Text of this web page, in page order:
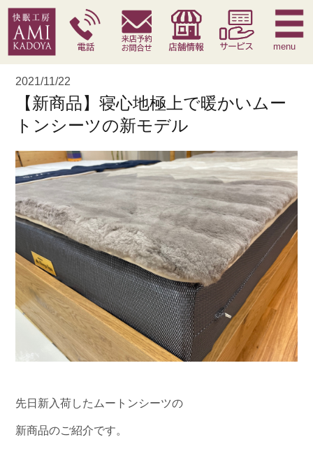
快眠枕 腰痛対策寝具 季節寝具 サービス
menu
2021/11/22
【新商品】寝心地極上で暖かいムー
トンシーツの新モデル
先日新入荷したムートンシーツの
新商品のご紹介です。